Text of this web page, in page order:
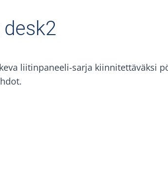
liitinpaneeli-sarja kiinnitettäväksi